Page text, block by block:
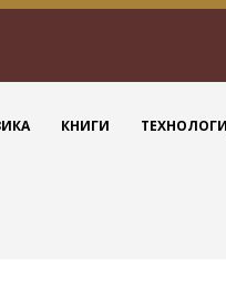
КНИГИ